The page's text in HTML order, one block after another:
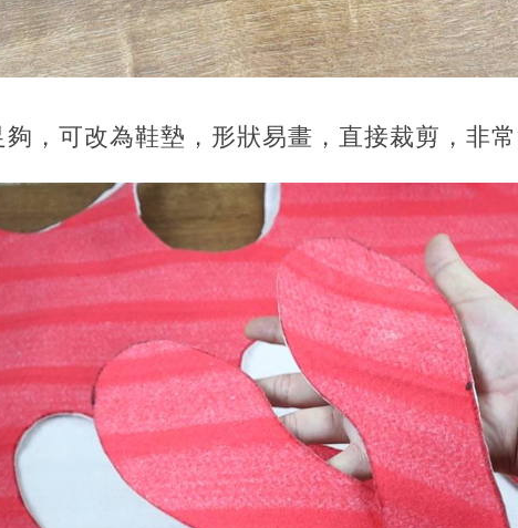
，可改為鞋墊，形狀易畫，直接裁剪，非